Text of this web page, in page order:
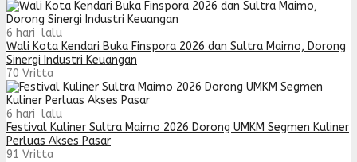
6 hari lalu
Wali Kota Kendari Buka Finspora 2026 dan Sultra Maimo, Dorong
Sinergi Industri Keuangan
70 Vritta
6 hari lalu
Festival Kuliner Sultra Maimo 2026 Dorong UMKM Segmen Kuliner
Perluas Akses Pasar
91 Vritta